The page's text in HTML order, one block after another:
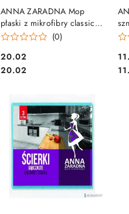
ANNA ZARADNA Mop
płaski z mikrofibry classic
PB-6419
(0)
Cena:
20.02
Cena:
20.02
DO KOSZYKA